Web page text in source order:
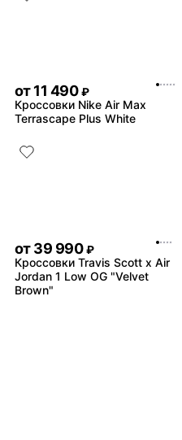
от11 490 ₽
Кроссовки Nike Air Max
Terrascape Plus White
от39 990 ₽
Кроссовки Travis Scott x Air
Jordan 1 Low OG "Velvet
Brown"